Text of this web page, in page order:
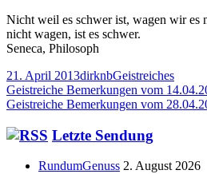
Nicht weil es schwer ist, wagen wir es
nicht wagen, ist es schwer.
Seneca, Philosoph
Veröffentlicht
am
21. April 2013Autor
dirknbKategorien
Geistreiches
Beitragsnavigation
Vorheriger
Beitrag:
Geistreiche Bemerkungen vom
Nächster
Geistreiche Bemerkungen vom
Haupt-
Seitenleiste
Letzte Sendung
RundumGenuss 2. August 2026